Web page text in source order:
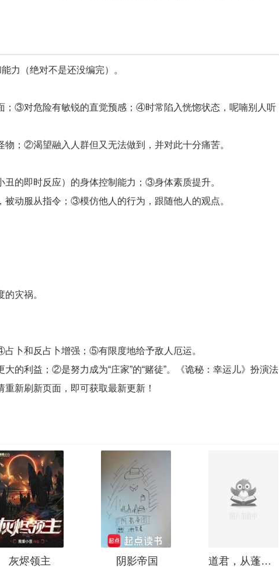
力（绝对不是还没编完）。
③对危险有敏锐的直觉预感；④时常陷入恍惚状态，呢喃别人听
；②渴望融入人群但又无法做到，并对此十分痛苦。
的即时反应）的身体控制能力；③身体素质提升。
动服从指令；③模仿他人的行为，跟随他人的观点。
灾祸。
卜和反占卜增强；⑤有限度地给予敌人厄运。
的利益；②是努力成为“庄家”的“赌徒”。《诡秘：幸运儿》扮演法
新刷新页面，即可获取最新更新！
灰烬领主 阴影帝国 道君，从蓬莱筑基开始